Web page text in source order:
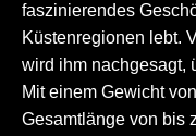
faszinierendes
Küstenregionen lebt.
wird ihm nachgesagt,
Mit einem Gewicht
Gesamtlänge von bis